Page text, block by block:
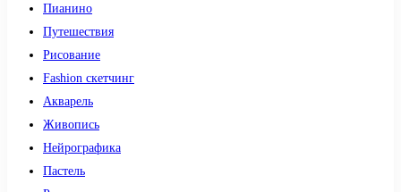
Пианино
Путешествия
Рисование
Fashion скетчинг
Акварель
Живопись
Нейрографика
Пастель